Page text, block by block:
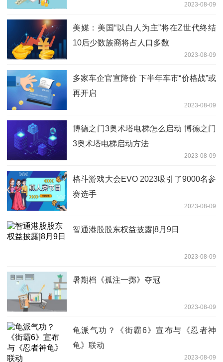
2023-08-09
美媒：美国“以白人为主”将在Z世代终结
10后少数族裔将占人口多数
2023-08-09
多家车企官宣降价 下半年车市“价格战”或
再开启
2023-08-09
博德之门3奥术塔电梯怎么启动 博德之门
3奥术塔电梯启动方法
2023-08-09
格斗游戏大会EVO 2023吸引了9000名参
赛选手
2023-08-09
智通港股股东权益披露|8月9日
2023-08-09
暑期档《孤注一掷》夺冠
2023-08-09
龟派气功？《街霸6》宣布与《忍者神
龟》联动
2023-08-09